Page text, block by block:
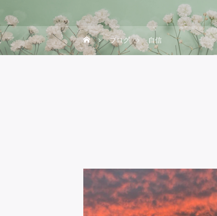
ブログ 自信